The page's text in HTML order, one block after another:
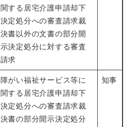
関する居宅介護申請却下
決定処分への審査請求裁
決書以外の文書の部分開
示決定処分に対する審査
請求
障がい福祉サービス等に
関する居宅介護申請却下
決定処分への審査請求裁
決書の部分開示決定処分
知事